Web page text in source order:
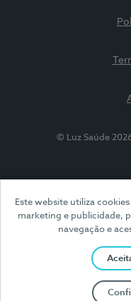
Este website utiliza
marketing e publicidade,
navegação e
© Luz Saúde